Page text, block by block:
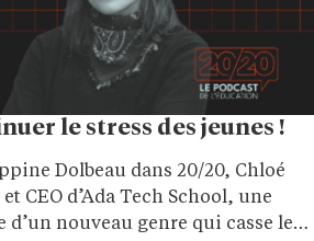
le stress des jeunes !
Dolbeau dans 20/20, Chloé
CEO d’Ada Tech School, une
d’un nouveau genre qui casse les